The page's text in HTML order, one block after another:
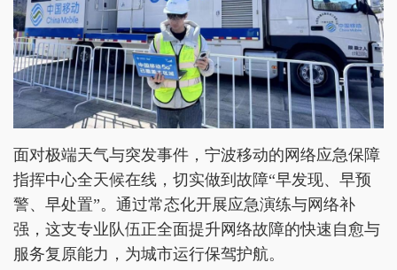
面对极端天气与突发事件，宁波移动的网络应急保障
指挥中心全天候在线，切实做到故障“早发现、早预
警、早处置”。通过常态化开展应急演练与网络补
强，这支专业队伍正全面提升网络故障的快速自愈与
服务复原能力，为城市运行保驾护航。